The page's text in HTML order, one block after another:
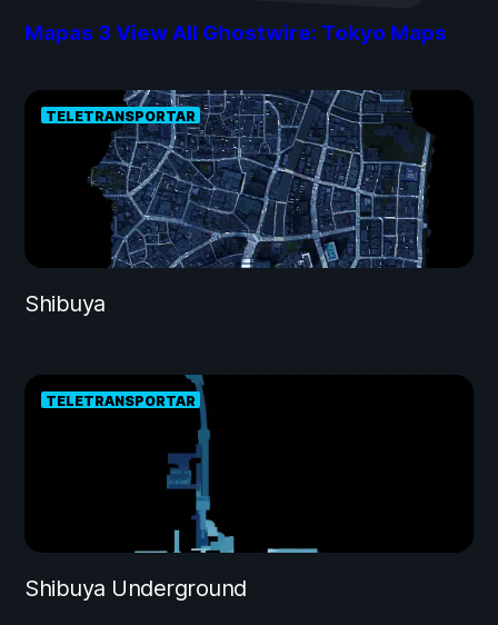
Mapas 3 View All Ghostwire: Tokyo Maps
TELETRANSPORTAR
Shibuya
TELETRANSPORTAR
Shibuya Underground